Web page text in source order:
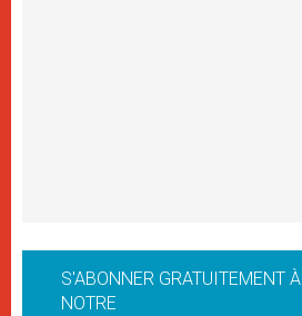
S'ABONNER GRATUITEMENT À
NOTRE